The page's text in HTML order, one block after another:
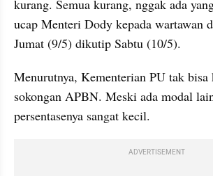
kurang. Semua kurang, nggak ada
ucap Menteri Dody kepada wartawan
Jumat (9/5) dikutip Sabtu (10/5).
Menurutnya, Kementerian PU tak bisa
sokongan APBN. Meski ada modal
persentasenya sangat kecil.
ADVERTISEMENT